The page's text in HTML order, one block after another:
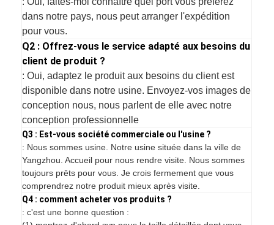
dans notre pays, nous peut arranger l'expédition
pour vous.
Q2 : Offrez-vous le service adapté aux besoins du
client de produit ?
: Oui, adaptez le produit aux besoins du client est
disponible dans notre usine. Envoyez-vos images de
conception nous, nous parlent de elle avec notre
conception professionnelle
Q3 : Est-vous société commerciale ou l'usine ?
: Nous sommes usine. Notre usine située dans la ville de
Yangzhou. Accueil pour nous rendre visite. Nous sommes
toujours prêts pour vous. Je crois fermement que vous
comprendrez notre produit mieux après visite.
Q4 : comment acheter vos produits ?
: c'est une bonne question :